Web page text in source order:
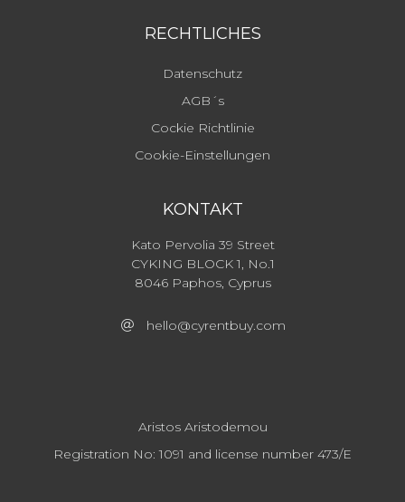
RECHTLICHES
Datenschutz
AGB´s
Cockie Richtlinie
Cookie-Einstellungen
KONTAKT
Kato Pervolia 39 Street
CYKING BLOCK 1, No.1
8046 Paphos, Cyprus
hello@cyrentbuy.com
Aristos Aristodemou
Registration No: 1091 and license number 473/E